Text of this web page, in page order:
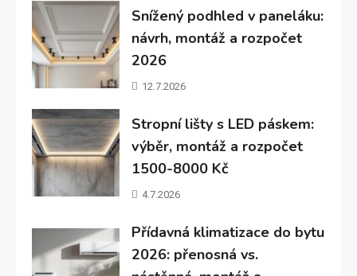
Snížený podhled v paneláku:
návrh, montáž a rozpočet
2026
12.7.2026
Stropní lišty s LED páskem:
výběr, montáž a rozpočet
1500-8000 Kč
4.7.2026
Přídavná klimatizace do bytu
2026: přenosná vs.